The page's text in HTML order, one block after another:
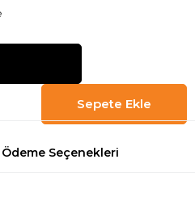
Ödeme Seçenekleri